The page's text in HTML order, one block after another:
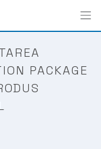
PACKAGE